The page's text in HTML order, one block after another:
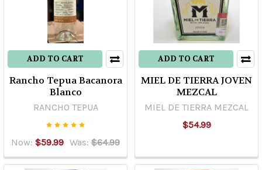
ADD TO CART
Rancho Tepua Bacanora
Blanco
RANCHO TEPUA
Now: $59.99 Was: $64.99
ADD TO CART
MIEL DE TIERRA JOVEN
MEZCAL
MIEL DE TIERRA MEZCAL
$54.99